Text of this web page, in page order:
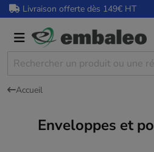
Livraison offerte dès 149€ HT
Accueil
Enveloppes et